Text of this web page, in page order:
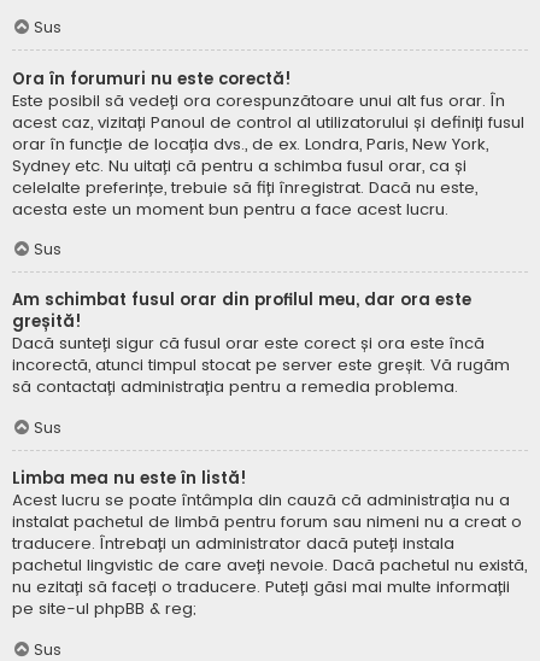
Sus
Ora în forumuri nu este corectă!
Este posibil să vedeți ora corespunzătoare unui alt fus orar. În
acest caz, vizitați Panoul de control al utilizatorului și definiți fusul
orar în funcție de locația dvs., de ex. Londra, Paris, New York,
Sydney etc. Nu uitați că pentru a schimba fusul orar, ca și
celelalte preferințe, trebuie să fiți înregistrat. Dacă nu este,
acesta este un moment bun pentru a face acest lucru.
Sus
Am schimbat fusul orar din profilul meu, dar ora este
greșită!
Dacă sunteți sigur că fusul orar este corect și ora este încă
incorectă, atunci timpul stocat pe server este greșit. Vă rugăm
să contactați administrația pentru a remedia problema.
Sus
Limba mea nu este în listă!
Acest lucru se poate întâmpla din cauză că administrația nu a
instalat pachetul de limbă pentru forum sau nimeni nu a creat o
traducere. Întrebați un administrator dacă puteți instala
pachetul lingvistic de care aveți nevoie. Dacă pachetul nu există,
nu ezitați să faceți o traducere. Puteți găsi mai multe informații
pe site-ul phpBB & reg;
Sus